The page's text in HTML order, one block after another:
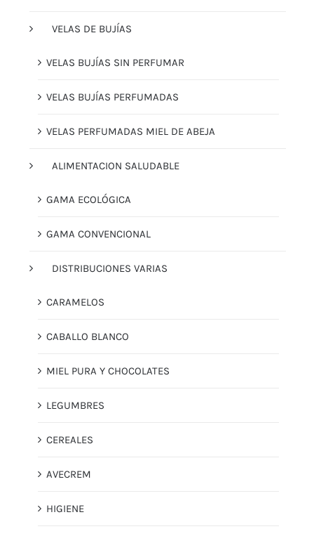
VELAS DE BUJÍAS
VELAS BUJÍAS SIN PERFUMAR
VELAS BUJÍAS PERFUMADAS
VELAS PERFUMADAS MIEL DE ABEJA
ALIMENTACION SALUDABLE
GAMA ECOLÓGICA
GAMA CONVENCIONAL
DISTRIBUCIONES VARIAS
CARAMELOS
CABALLO BLANCO
MIEL PURA Y CHOCOLATES
LEGUMBRES
CEREALES
AVECREM
HIGIENE